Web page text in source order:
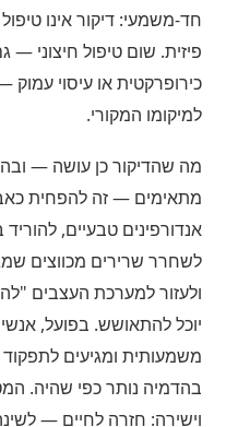
חד-משמעי: דיקור אינו
פיזית. שום טיפול חיצוני —
כירופרקטית או עיסוי
למיקומו המקורי.
מה שהדיקור כן עושה —
מתאימים — זה להפחית
אנדורפינים טבעיים,
לשחרר שרירים מכווצים
ולעזור למערכת העצבים
יוכל להתאושש. בפועל,
משמעותית ומגיעים
בהדמיה נותר כפי שהיה.
וישירה: חזרה לחיים —